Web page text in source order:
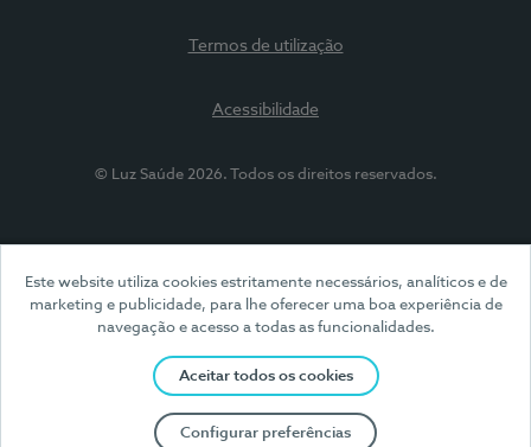
Este website utiliza cookies estritamente necessários, analíticos e de
marketing e publicidade, para lhe oferecer uma boa experiência de
navegação e acesso a todas as funcionalidades.
Aceitar todos os cookies
Configurar preferências
Termos de utilização
Acessibilidade
© Luz Saúde 2026. Todos os direitos reservados.